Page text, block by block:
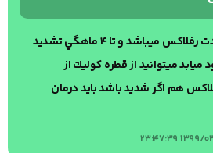
سن ٣/٥ ماهگي اوج شدت رفلاكس ميباشد و تا ٤ ماهگي تشديد
ميابد ميتوانيد از قطره كوليك از
هم اگر شديد باشد بايد درمان